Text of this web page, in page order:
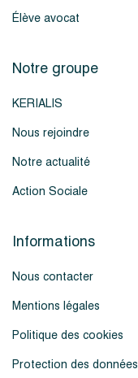
Élève avocat
Notre groupe
KERIALIS
Nous rejoindre
Notre actualité
Action Sociale
Informations
Nous contacter
Mentions légales
Politique des cookies
Protection des données